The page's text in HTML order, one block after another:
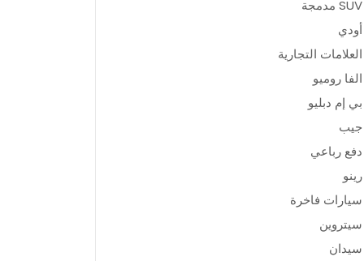
SUV مدمجة
أودي
العلامات التجارية
الفا روميو
بي إم دبليو
جيب
دفع رباعي
رينو
سيارات فاخرة
سيتروين
سيدان